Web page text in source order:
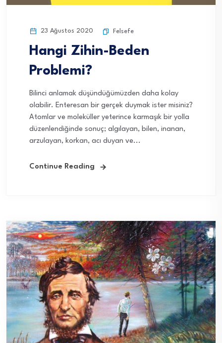
23 Ağustos 2020 Felsefe
Hangi Zihin-Beden
Problemi?
Bilinci anlamak düşündüğümüzden daha kolay
olabilir. Enteresan bir gerçek duymak ister misiniz?
Atomlar ve moleküller yeterince karmaşık bir yolla
düzenlendiğinde sonuç; algılayan, bilen, inanan,
arzulayan, korkan, acı duyan ve...
Continue Reading